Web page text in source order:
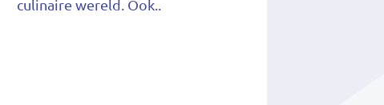
culinaire wereld. Ook..